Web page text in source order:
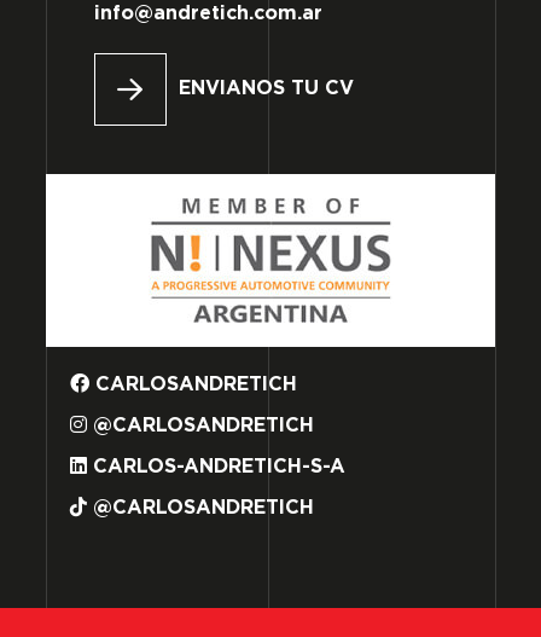
info@andretich.com.ar
ENVIANOS TU CV
CARLOSANDRETICH
@CARLOSANDRETICH
CARLOS-ANDRETICH-S-A
@CARLOSANDRETICH